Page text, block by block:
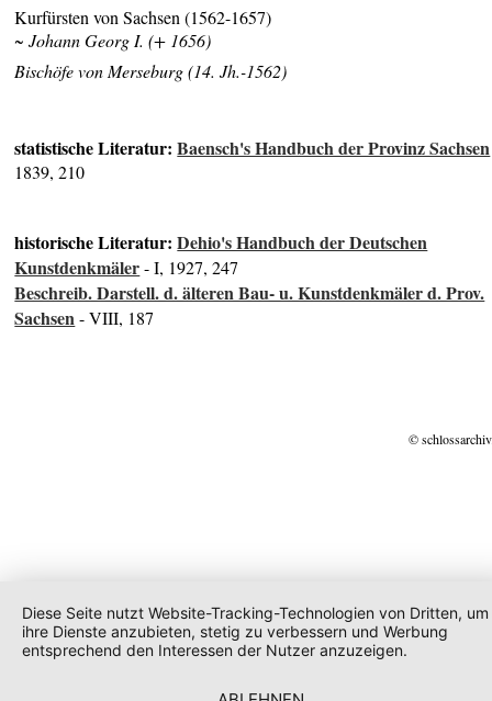
Kurfürsten von Sachsen (1562-1657)
~ Johann Georg I. (+ 1656)
Bischöfe von Merseburg (14. Jh.-1562)
statistische Literatur:Baensch's Handbuch der Provinz Sachsen
1839, 210
historische Literatur:Dehio's Handbuch der Deutschen
Kunstdenkmäler- I, 1927, 247
Beschreib. Darstell. d. älteren Bau- u. Kunstdenkmäler d. Prov.
Sachsen- VIII, 187
©
Diese Seite nutzt Website-Tracking-Technologien von Dritten, um
ihre Dienste anzubieten, stetig zu verbessern und Werbung
entsprechend den Interessen der Nutzer anzuzeigen.